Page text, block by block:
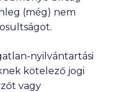
(még) nem
nyilvántartási
kötelező jogi
vagy